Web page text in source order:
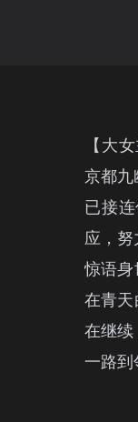
【大
京都九
已接
应，
惊语
在青天
在继
一路